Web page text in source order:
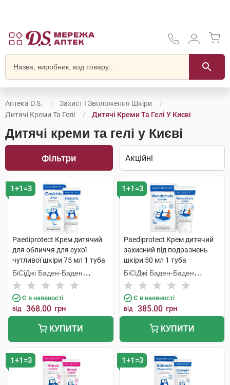
Аптека D.S.
Захист І Зволоження Шкіри
Дитячі Креми Та Гелі
Дитячі Креми Та Гелі У Києві
Дитячі креми та гелі у Києві
Фільтри
1+1=3
Paediprotect Крем дитячий
для обличчя для сухої
чутливої шкіри 75 мл 1 туба
БіСіДжі Баден-Баден
Косметікс Груп Гмбх
Є в наявності
від 368.00 грн
КУПИТИ
1+1=3
Paediprotect Крем дитячий
захисний від подразнень
шкіри 50 мл 1 туба
БіСіДжі Баден-Баден
Косметікс Груп Гмбх
Є в наявності
від 385.00 грн
КУПИТИ
1+1=3 1+1=3